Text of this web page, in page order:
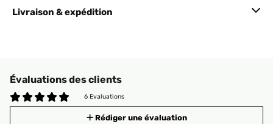
Livraison & expédition
Évaluations des clients
6 Evaluations
Rédiger une évaluation